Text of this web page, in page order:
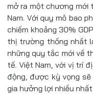
mở ra một chương mới
Nam. Với quy mô bao
chiếm khoảng 30%
thị trường thống nhất
những quy tắc mới về
tế. Việt Nam, với vị trí
động, được kỳ vọng
gia hưởng lợi nhiều